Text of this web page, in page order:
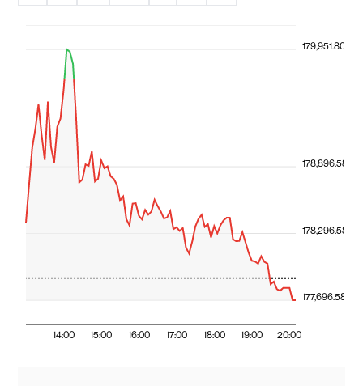
14:00 15:00 16:00 17:00 18:00 19:00 20:00
177,696.58
178,296.58
178,896.58
179,951.80